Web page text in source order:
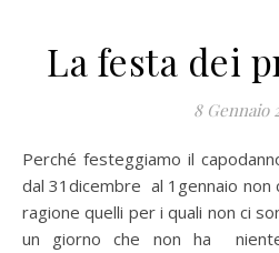
La festa dei
8 Gennaio
Perché festeggiamo il capodanno? Non è forse vero che
dal 31dicembre al 1gennaio non
ragione quelli per i quali non ci
un giorno che non ha